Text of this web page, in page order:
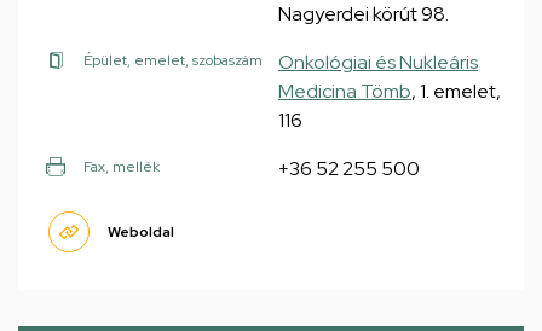
Nagyerdei körút 98.
Épület, emelet, szobaszám
Onkológiai és Nukleáris
Medicina Tömb, 1. emelet,
116
Fax, mellék +36 52 255 500
Weboldal